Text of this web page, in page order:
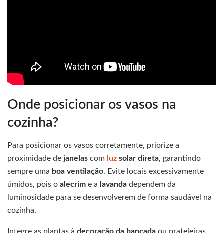
Onde posicionar os vasos na
cozinha?
Para posicionar os vasos corretamente, priorize a
proximidade de janelas com luz solar direta, garantindo
sempre uma boa ventilação. Evite locais excessivamente
úmidos, pois o alecrim e a lavanda dependem da
luminosidade para se desenvolverem de forma saudável na
cozinha.